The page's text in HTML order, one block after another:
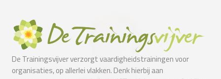
De Trainingsvijver verzorgt vaardigheidstrainingen voor
organisaties, op allerlei vlakken. Denk hierbij aan